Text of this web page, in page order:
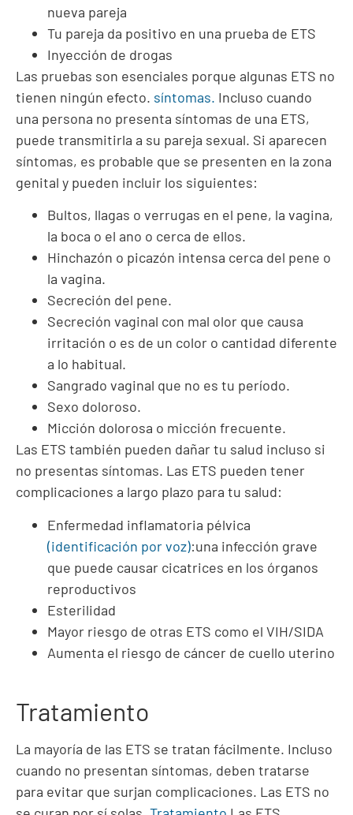
nueva pareja
Tu pareja da positivo en una prueba de ETS
Inyección de drogas
Las pruebas son esenciales porque algunas ETS no
tienen ningún efecto. síntomas. Incluso cuando
una persona no presenta síntomas de una ETS,
puede transmitirla a su pareja sexual. Si aparecen
síntomas, es probable que se presenten en la zona
genital y pueden incluir los siguientes:
Bultos, llagas o verrugas en el pene, la vagina,
la boca o el ano o cerca de ellos.
Hinchazón o picazón intensa cerca del pene o
la vagina.
Secreción del pene.
Secreción vaginal con mal olor que causa
irritación o es de un color o cantidad diferente
a lo habitual.
Sangrado vaginal que no es tu período.
Sexo doloroso.
Micción dolorosa o micción frecuente.
Las ETS también pueden dañar tu salud incluso si
no presentas síntomas. Las ETS pueden tener
complicaciones a largo plazo para tu salud:
Enfermedad inflamatoria pélvica
(identificación por voz):una infección grave
que puede causar cicatrices en los órganos
reproductivos
Esterilidad
Mayor riesgo de otras ETS como el VIH/SIDA
Aumenta el riesgo de cáncer de cuello uterino
Tratamiento
La mayoría de las ETS se tratan fácilmente. Incluso
cuando no presentan síntomas, deben tratarse
para evitar que surjan complicaciones. Las ETS no